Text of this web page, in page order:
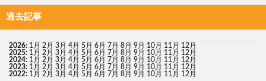
過去記事
2026: 1月 2月 3月 4月 5月 6月 7月 8月 9月 10月 11月 12月
2025: 1月 2月 3月 4月 5月 6月 7月 8月 9月 10月 11月 12月
2024: 1月 2月 3月 4月 5月 6月 7月 8月 9月 10月 11月 12月
2023: 1月 2月 3月 4月 5月 6月 7月 8月 9月 10月 11月 12月
2022: 1月 2月 3月 4月 5月 6月 7月 8月 9月 10月 11月 12月